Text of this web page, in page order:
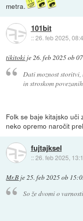
metra.
101bit
::26. feb 2025,
tikitoki je26. feb 2025 ob
Dati moznost
in stroskom
Folk se baje kitajsko uči
neko opremo naročit
fujtajksel
::26. feb 2025,
Mr.B je 25. feb 2025 ob
So že dvomi o